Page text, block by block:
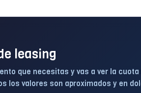
leasing
que necesitas y vas a ver la
los valores son aproximados y en